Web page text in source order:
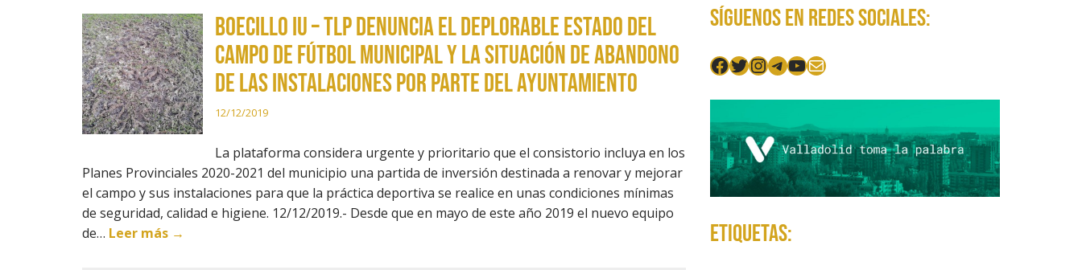
Boecillo IU – TLP denuncia el deplorable estado del
campo de fútbol municipal y la situación de abandono
de las instalaciones por parte del ayuntamiento
12/12/2019
La plataforma considera urgente y prioritario que el consistorio incluya en los
Planes Provinciales 2020-2021 del municipio una partida de inversión destinada a renovar y mejorar
el campo y sus instalaciones para que la práctica deportiva se realice en unas condiciones mínimas
de seguridad, calidad e higiene. 12/12/2019.- Desde que en mayo de este año 2019 el nuevo equipo
de… Leer más →
Síguenos en redes sociales:
Facebook
Twitter
Instagram
Telegram
YouTube
Mail
Etiquetas: